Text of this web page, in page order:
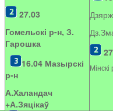
27.03
Гомельскі р-н, З.
Гарошка
16.04 Мазырскі
р-н
А.Халандач
+А.Зяцікаў